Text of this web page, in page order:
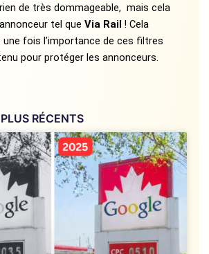
de très dommageable, mais cela
tel queVia Rail ! Cela
fois l’importance de ces filtres
pour protéger les annonceurs.
RÉCENTS